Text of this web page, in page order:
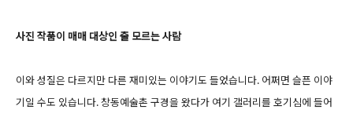
사진 작품이 매매 대상인 줄 모르는 사람
이와 성질은 다르지만 다른 재미있는 이야기도 들었습니다. 어쩌면 슬픈 이야
기일 수도 있습니다. 창동예술촌 구경을 왔다가 여기 갤러리를 호기심에 들어